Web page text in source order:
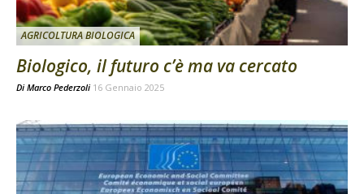
AGRICOLTURA BIOLOGICA
Biologico, il futuro c’è ma va cercato
Di Marco Pederzoli 16 Gennaio 2025